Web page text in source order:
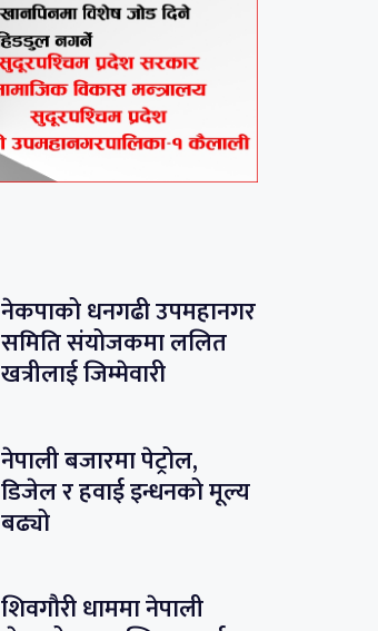
नेकपाको धनगढी उपमहानगर
समिति संयोजकमा ललित
खत्रीलाई जिम्मेवारी
नेपाली बजारमा पेट्रोल,
डिजेल र हवाई इन्धनको मूल्य
बढ्यो
शिवगौरी धाममा नेपाली